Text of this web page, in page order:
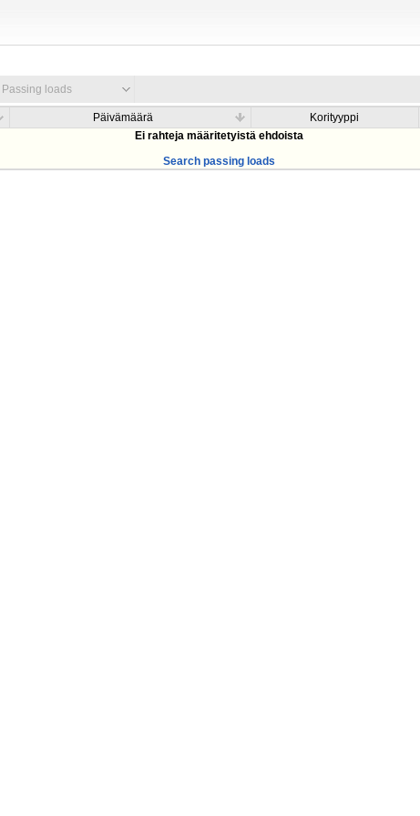
Passing loads
Päivämäärä Korityyppi
Ei rahteja määritetyistä ehdoista
Search passing loads